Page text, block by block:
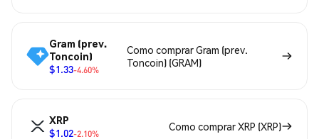
Gram (prev.
Toncoin)
$1.33-4.60%
Como comprar Gram (prev.
Toncoin) (GRAM)
XRP
$1.02-2.10%
Como comprar XRP (XRP)